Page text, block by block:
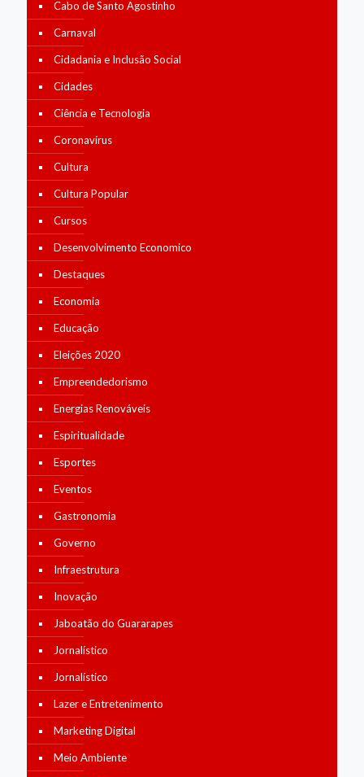
Cabo de Santo Agostinho
Carnaval
Cidadania e Inclusão Social
Cidades
Ciência e Tecnologia
Coronavírus
Cultura
Cultura Popular
Cursos
Desenvolvimento Economico
Destaques
Economia
Educação
Eleições 2020
Empreendedorismo
Energias Renováveis
Espiritualidade
Esportes
Eventos
Gastronomia
Governo
Infraestrutura
Inovação
Jaboatão do Guararapes
Jornalístico
Jornalístico
Lazer e Entretenimento
Marketing Digital
Meio Ambiente